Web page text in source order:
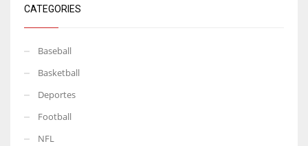
CATEGORIES
Baseball
Basketball
Deportes
Football
NFL